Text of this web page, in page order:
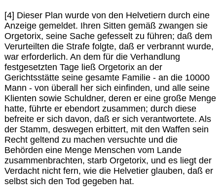
[4] Dieser Plan wurde von den Helvetiern durch eine
Anzeige gemeldet. Ihren Sitten gemäß zwangen sie
Orgetorix, seine Sache gefesselt zu führen; daß dem
Verurteilten die Strafe folgte, daß er verbrannt wurde,
war erforderlich. An dem für die Verhandlung
festgesetzten Tage ließ Orgetorix an der
Gerichtsstätte seine gesamte Familie - an die 10000
Mann - von überall her sich einfinden, und alle seine
Klienten sowie Schuldner, deren er eine große Menge
hatte, führte er ebendort zusammen; durch diese
befreite er sich davon, daß er sich verantwortete. Als
der Stamm, deswegen erbittert, mit den Waffen sein
Recht geltend zu machen versuchte und die
Behörden eine Menge Menschen vom Lande
zusammenbrachten, starb Orgetorix, und es liegt der
Verdacht nicht fern, wie die Helvetier glauben, daß er
selbst sich den Tod gegeben hat.